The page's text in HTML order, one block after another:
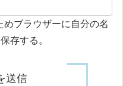
ブラウザーに自分の名
存する。